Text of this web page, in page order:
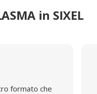
in SIXEL
formato che